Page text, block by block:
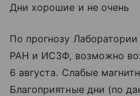
Дни хорошие и не очень
По прогнозу
РАН и ИСЗФ, возможно
6 августа. Слабые
Благоприятные дни (по